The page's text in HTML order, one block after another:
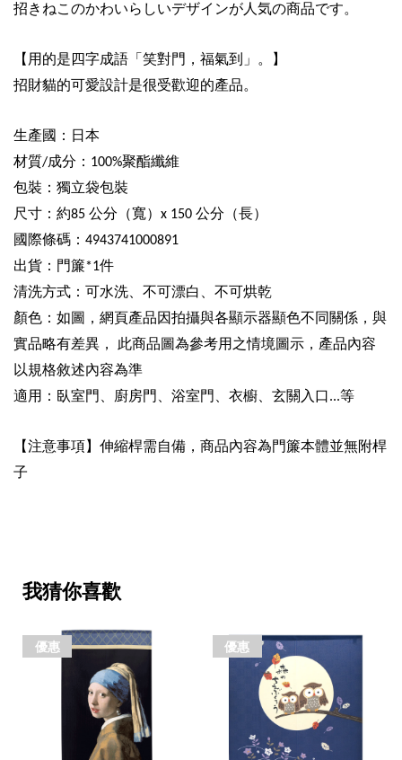
招きねこのかわいらしいデザインが人気の商品です。
【用的是四字成語「笑對門，福氣到」。
】
招財貓的可愛設計是很受歡迎的產品。
生產國：日本
材質/成分： 100%聚酯纖維
包裝：獨立袋包裝
尺寸：約85 公分（寬） x 150 公分（長）
國際條碼： 4943741000891
出貨：門簾*1件
清洗方式：可水洗、不可漂白、不可烘乾
顏色：如圖，網頁產品因拍攝與各顯示器顯色不同關係，與
實品略有差異，
此商品圖為參考用之情境圖示，產品內容
以規格敘述內容為準
適用：臥室門、廚房門、浴室門、衣櫥、玄關入口...等
【注意事項】伸縮桿需自備，商品內容為門簾本體並無附桿
子
我猜你喜歡
優惠 優惠